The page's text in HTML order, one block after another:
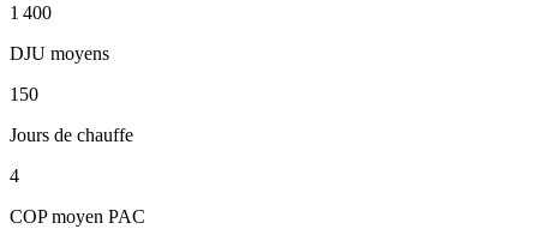
1 400
DJU moyens
150
Jours de chauffe
4
COP moyen PAC